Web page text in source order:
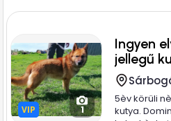
VIP
VIP 1
Ingyen
jellegű
5èv körüli
kutya.